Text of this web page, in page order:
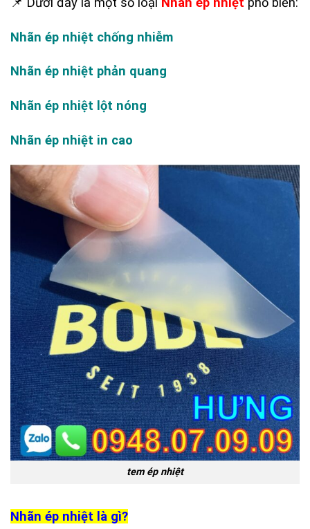
Nhãn ép nhiệt chống nhiễm
Nhãn ép nhiệt phản quang
Nhãn ép nhiệt lột nóng
Nhãn ép nhiệt in cao
tem ép nhiệt
Nhãn ép nhiệt là gì?